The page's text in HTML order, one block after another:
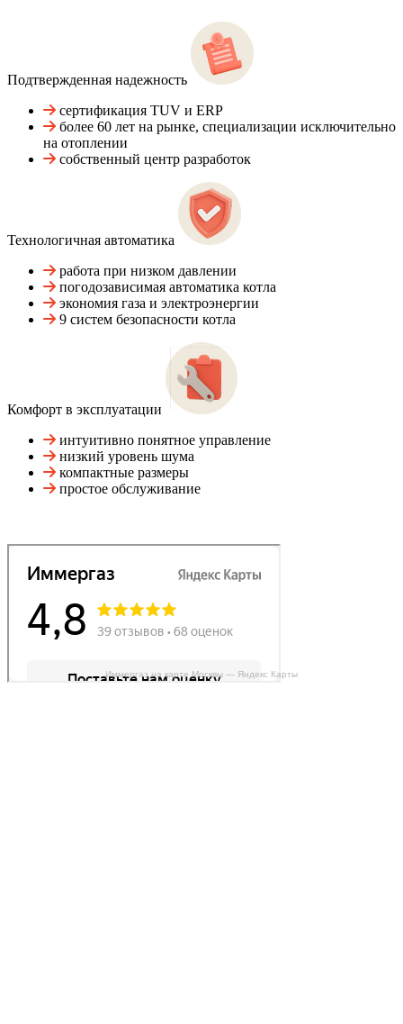
Подтвержденная надежность
сертификация TUV и ERP
более 60 лет на рынке, специализации исключительно
на отоплении
собственный центр разработок
Технологичная автоматика
работа при низком давлении
погодозависимая автоматика котла
экономия газа и электроэнергии
9 систем безопасности котла
Комфорт в эксплуатации
интуитивно понятное управление
низкий уровень шума
компактные размеры
простое обслуживание
Иммергаз на карте Москвы — Яндекс Карты